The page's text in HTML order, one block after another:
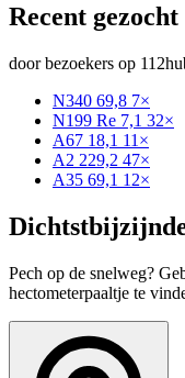
Recent gezocht
door bezoekers op
N340 69,8 7×
N199 Re 7,1 32×
A67 18,1 11×
A2 229,2 47×
A35 69,1 12×
Pech op de snelweg?
hectometerpaaltje te